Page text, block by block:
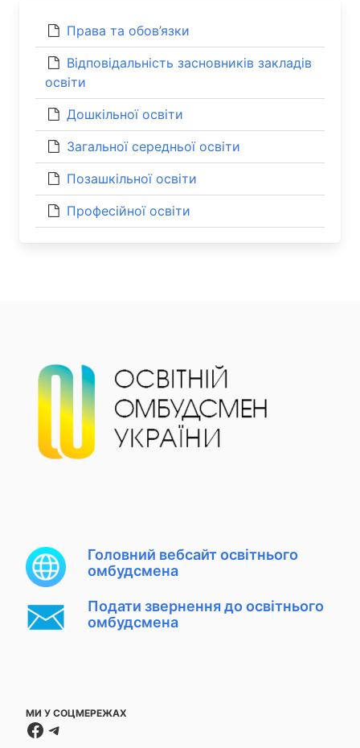
Права та обов’язки
Відповідальність засновників закладів
освіти
Дошкільної освіти
Загальної середньої освіти
Позашкільної освіти
Професійної освіти
Головний вебсайт освітнього
омбудсмена
Подати звернення до освітнього
омбудсмена
МИ У СОЦМЕРЕЖАХ
Facebook
Telegram